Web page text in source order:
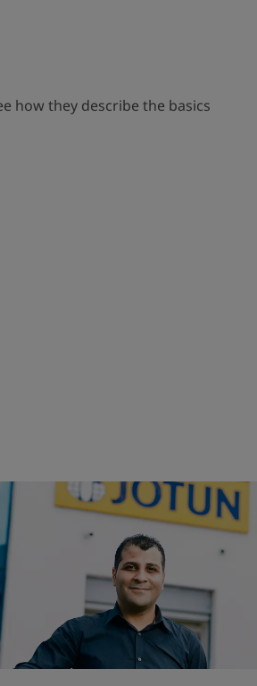
how they describe the basics